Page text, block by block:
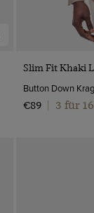
Slim Fit Khaki
€89 3 für